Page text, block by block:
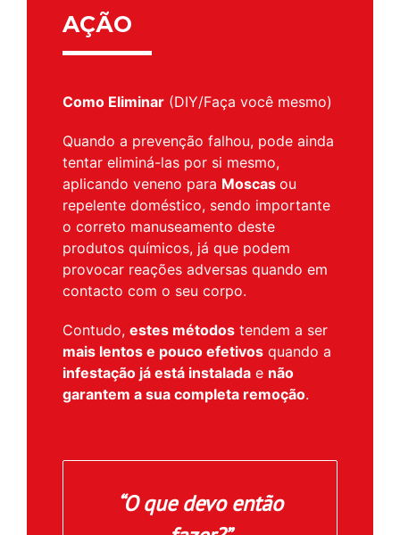
AÇÃO
Como Eliminar (DIY/Faça você mesmo)
Quando a prevenção falhou, pode ainda
tentar eliminá-las por si mesmo,
aplicando veneno para Moscas ou
repelente doméstico, sendo importante
o correto manuseamento deste
produtos químicos, já que podem
provocar reações adversas quando em
contacto com o seu corpo.
Contudo, estes métodos tendem a ser
mais lentos e pouco efetivos quando a
infestação já está instalada e não
garantem a sua completa remoção.
“O que devo então